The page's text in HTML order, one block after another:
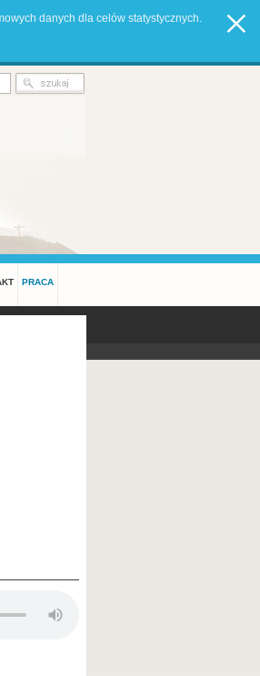
danych dla celów statystycznych.
PRACA